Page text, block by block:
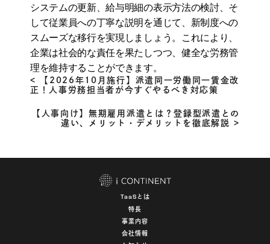
システムの更新、給与明細の表示方法の検討、そ
して従業員への丁寧な説明を通じて、新制度への
スムーズな移行を実現しましょう。これにより、
企業は社会的な責任を果たしつつ、健全な労務管
理を維持することができます。
< 【2026年10月施行】派遣同一労働同一賃金改
正！人事労務担当者が今すぐやるべき対応策
【人事向け】無期雇用派遣とは？登録型派遣との
違い、メリット・デメリットを徹底解説 >
TaaS とは
特長
事業内容
会社情報